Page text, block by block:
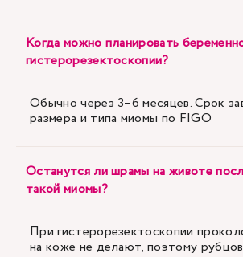
Когда можно планировать
гистерорезектоскопии?
Обычно через 3–6 месяцев. Срок
размера и типа миомы по FIGO
Останутся ли шрамы на животе
такой миомы?
При гистерорезектоскопии
на коже не делают, поэтому